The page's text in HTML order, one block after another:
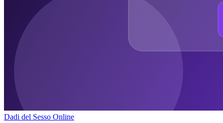
Dadi del Sesso Online